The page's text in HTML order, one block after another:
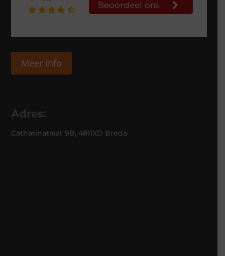
Meer info
Adres:
Catharinatraat 9B, 4811XD Breda